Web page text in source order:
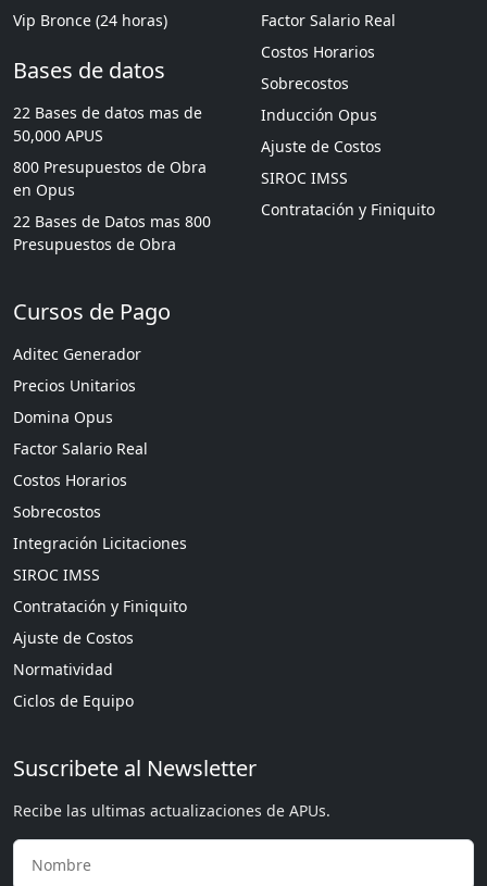
Vip Bronce (24 horas)
Bases de datos
22 Bases de datos mas de
50,000 APUS
800 Presupuestos de Obra
en Opus
22 Bases de Datos mas 800
Presupuestos de Obra
Factor Salario Real
Costos Horarios
Sobrecostos
Inducción Opus
Ajuste de Costos
SIROC IMSS
Contratación y Finiquito
Cursos de Pago
Aditec Generador
Precios Unitarios
Domina Opus
Factor Salario Real
Costos Horarios
Sobrecostos
Integración Licitaciones
SIROC IMSS
Contratación y Finiquito
Ajuste de Costos
Normatividad
Ciclos de Equipo
Suscribete al Newsletter
Recibe las ultimas actualizaciones de APUs.